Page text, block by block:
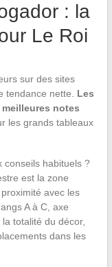
: la
Le Roi
sur des sites
tendance nette. Les
notes
les grands tableaux
conseils habituels ?
est la zone
avec les
A à C, axe
totalité du décor,
dans les